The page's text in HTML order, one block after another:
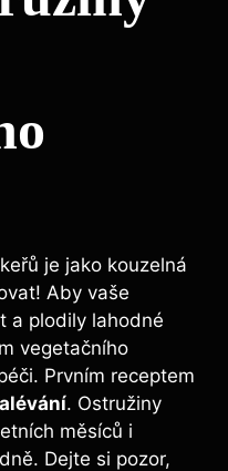
je jako kouzelná
Aby vaše
a plodily lahodné
vegetačního
Prvním receptem
. Ostružiny
měsíců i
Dejte si pozor,